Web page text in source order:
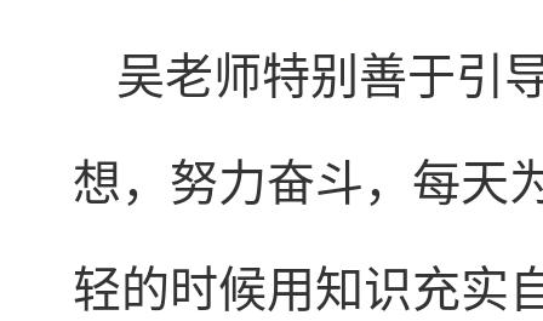
吴老师特别善于引
想，努力奋斗，每天
轻的时候用知识充实